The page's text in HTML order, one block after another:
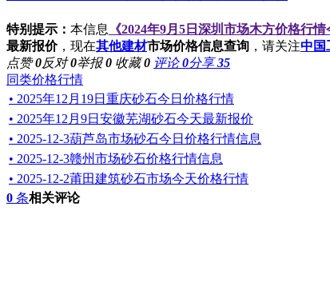
特别提示： 本信息 《2024年9月5日深圳市场木方价格行情
最新报价，现在其他建材市场价格信息查询 ，请关注中国
点赞0反对0举报0 收藏0 评论0分享35
同类价格行情
• 2025年12月19日重庆砂石今日价格行情
• 2025年12月9日安徽芜湖砂石今天最新报价
• 2025-12-3葫芦岛市场砂石今日价格行情信息
• 2025-12-3赣州市场砂石价格行情信息
• 2025-12-2莆田建筑砂石市场今天价格行情
0 条相关评论